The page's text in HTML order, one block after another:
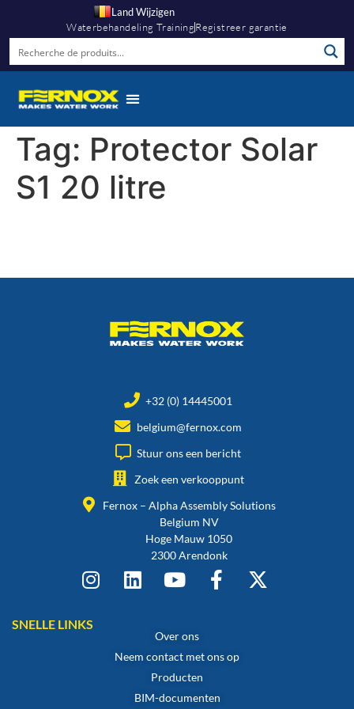
Land Wijzigen
Waterbehandeling TrainingRegistreer garantie
Tag: Protector Solar
S1 20 litre
+32 (0) 14445001
belgium@fernox.com
Stuur ons een bericht
Zoek een verkooppunt
Fernox – Alpha Assembly Solutions
Belgium NV
Hoge Mauw 1050
2300 Arendonk
SNELLE LINKS
Over ons
Neem contact met ons op
Producten
BIM-documenten